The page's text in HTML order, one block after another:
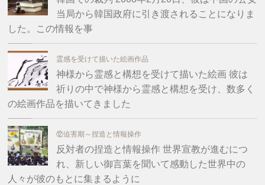
当局から韓国政府に引き渡されることになりま
した。この情報を事
霊感を受けて描いた絵画作品
神様から霊感と構想を受けて描いた絵画 彼は
祈りの中で神様から霊感と構想を受け、数多く
の絵画作品を描いてきました
⑫迫害期～捏造と情報操作
反対者の捏造と情報操作 世界宣教が進むにつ
れ、新しい御言葉を聞いて感動した世界中の
人々が彼のもとに集まるように